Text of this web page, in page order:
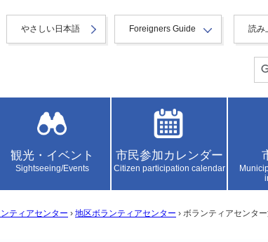
やさしい日本語 Foreigners Guide 読み
観光・イベント
Sightseeing/Events
市民参加カレンダー
Citizen participation calendar
ティアセンター › 地区ボランティアセンター › ボランティアセンタ